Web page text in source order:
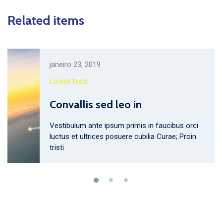
Related items
janeiro 23, 2019
LOGISTICS
Convallis sed leo in
Vestibulum ante ipsum primis in faucibus orci
luctus et ultrices posuere cubilia Curae; Proin
tristi